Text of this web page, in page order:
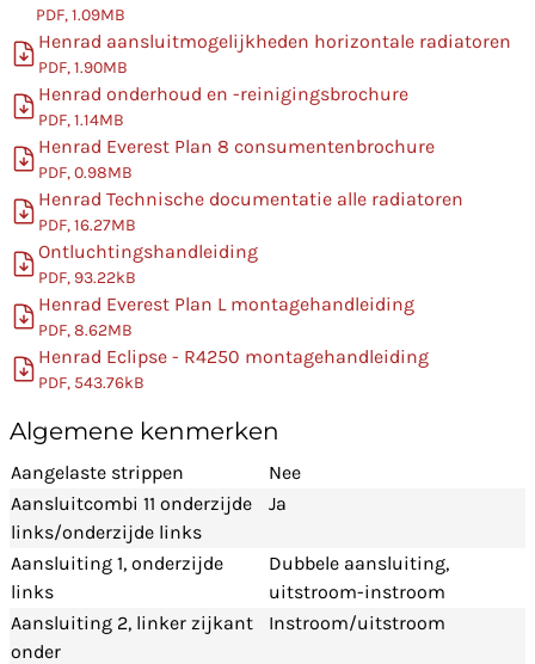
PDF, 1.09MB
Henrad aansluitmogelijkheden horizontale radiatoren
PDF, 1.90MB
Henrad onderhoud en -reinigingsbrochure
PDF, 1.14MB
Henrad Everest Plan 8 consumentenbrochure
PDF, 0.98MB
Henrad Technische documentatie alle radiatoren
PDF, 16.27MB
Ontluchtingshandleiding
PDF, 93.22kB
Henrad Everest Plan L montagehandleiding
PDF, 8.62MB
Henrad Eclipse - R4250 montagehandleiding
PDF, 543.76kB
Algemene kenmerken
Aangelaste strippen
Nee
Aansluitcombi 11 onderzijde
links/onderzijde links
Ja
Aansluiting 1, onderzijde
links
Dubbele aansluiting,
uitstroom-instroom
Aansluiting 2, linker zijkant
onder
Instroom/uitstroom